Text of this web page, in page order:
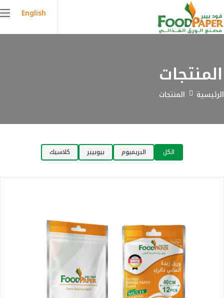
English
المنتجات
الرئيسية المنتجات
الكل البريميوم بيوبيبر كلاسيك